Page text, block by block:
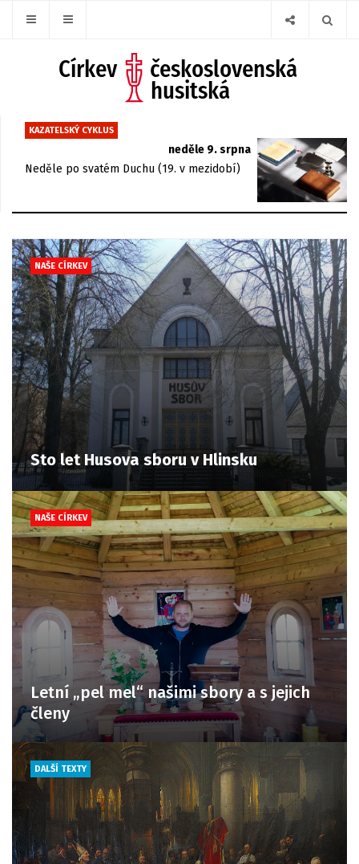
KAZATELSKÝ CYKLUS
neděle 9. srpna
Neděle po svatém Duchu (19. v mezidobí)
NAŠE CÍRKEV
Sto let Husova sboru v Hlinsku
NAŠE CÍRKEV
Letní „pel mel“ našimi sbory a s jejich
členy
DALŠÍ TEXTY